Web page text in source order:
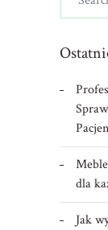
dla
Jak